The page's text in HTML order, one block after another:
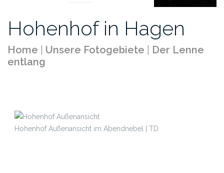
Hohenhof in Hagen
Home Unsere Fotogebiete
Der Lenne
entlang
Hohenhof Außenansicht im Abendnebel | TD